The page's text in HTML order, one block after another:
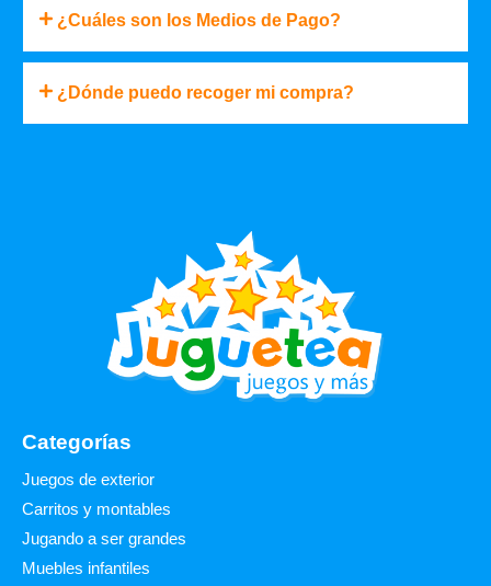
¿Cuáles son los Medios de Pago?
¿Dónde puedo recoger mi compra?
Categorías
Juegos de exterior
Carritos y montables
Jugando a ser grandes
Muebles infantiles